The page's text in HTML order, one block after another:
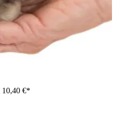
10,40 €*